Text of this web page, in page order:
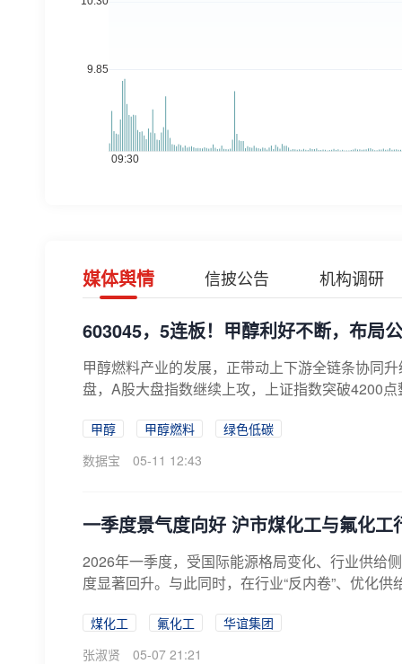
媒体舆情 信披公告 机构调研
603045，5连板！甲醇利好不断，布局
甲醇燃料产业的发展，正带动上下游全链条协同
盘，A股大盘指数继续上攻，上证指数突破4200
甲醇 甲醇燃料
绿色低碳
数据宝
05-11 12:43
一季度景气度向好 沪市煤化工与氟化工
2026年一季度，受国际能源格局变化、行业供给
度显著回升。与此同时，在行业“反内卷”、优化
煤化工 氟化工
华谊集团
张淑贤
05-07 21:21